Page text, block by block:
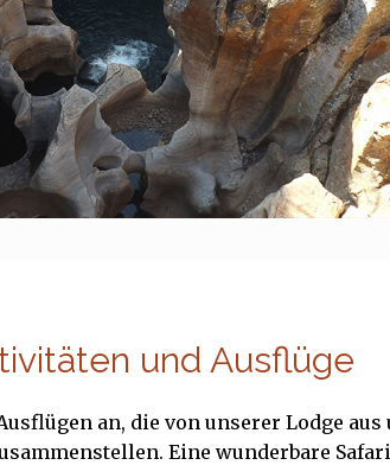
und Ausflüge
an, die von unserer Lodge
Eine wunderbare